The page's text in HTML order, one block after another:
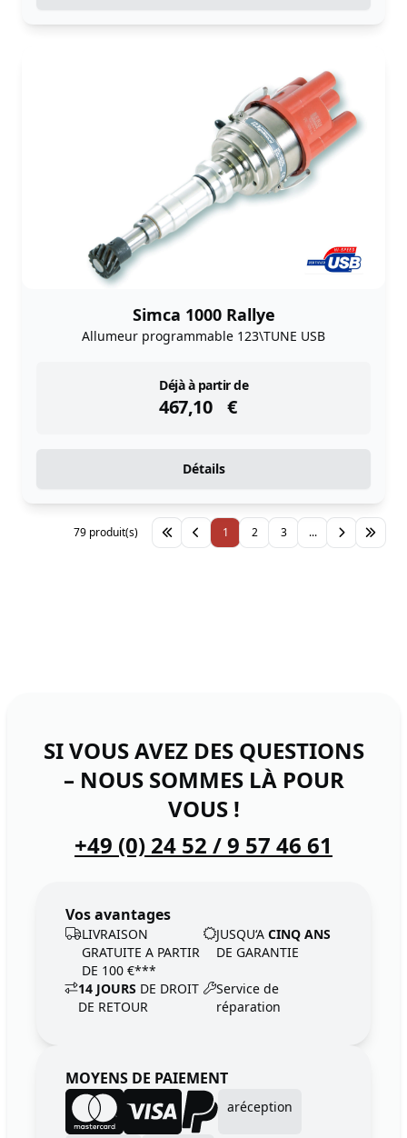
Simca 1000 Rallye
Allumeur programmable 123\TUNE USB
Déjà à partir de
467,10 €
instock
Détails
1 2 3 ...
79 produit(s)
SI VOUS AVEZ DES QUESTIONS
– NOUS SOMMES LÀ POUR
VOUS !
+49 (0) 24 52 / 9 57 46 61
Vos avantages
LIVRAISON
GRATUITE A PARTIR
DE 100 €***
JUSQU‘A CINQ ANS
DE GARANTIE
14 JOURS DE DROIT
DE RETOUR
Service de
réparation
MOYENS DE PAIEMENT
aréception